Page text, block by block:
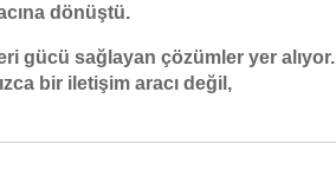
dönüştü.
gücü sağlayan çözümler yer alıyor.
bir iletişim aracı değil,